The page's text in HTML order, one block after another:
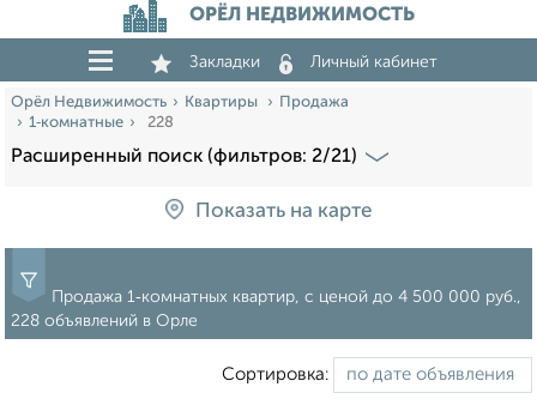
ОРЁЛ НЕДВИЖИМОСТЬ
Закладки Личный кабинет
Орёл Недвижимость Квартиры
Продажа
1‑комнатные
228
Расширенный поиск (фильтров: 2/21)
Показать на карте
Продажа 1‑комнатных квартир, c ценой до 4 500 000 руб.,
228 объявлений в Орле
Сортировка: